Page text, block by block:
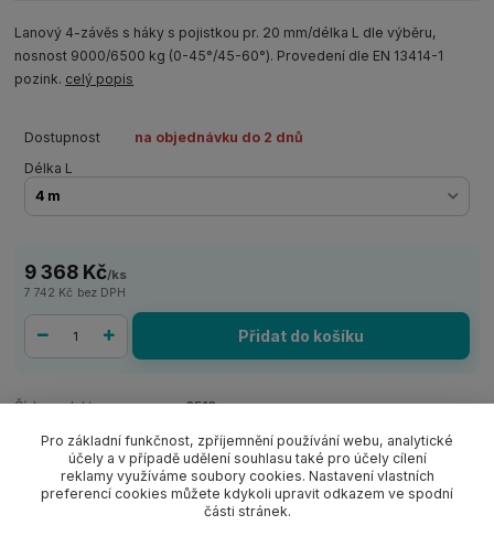
Lanový 4-závěs s háky s pojistkou pr. 20 mm/délka L dle výběru,
nosnost 9000/6500 kg (0-45°/45-60°). Provedení dle EN 13414-1
pozink. celý popis
Dostupnost
na objednávku do 2 dnů
Délka L
9 368 Kč/ks
7 742 Kč bez DPH
Přidat do košíku
Číslo produktu: 0518
Máme 20 let zkušeností na trhu
Pro základní funkčnost, zpříjemnění používání webu, analytické
účely a v případě udělení souhlasu také pro účely cílení
reklamy využíváme soubory cookies. Nastavení vlastních
preferencí cookies můžete kdykoli upravit odkazem ve spodní
části stránek.